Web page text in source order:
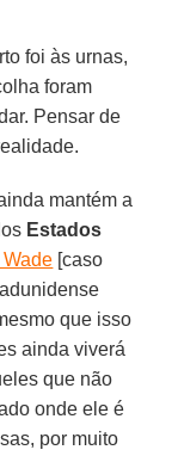
foi às urnas,
foram
Pensar de
mantém a
Estados
[caso
que isso
ainda viverá
que não
onde ele é
por muito